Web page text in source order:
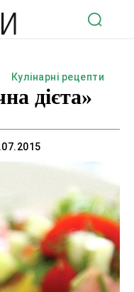
Кулінарні рецепти
дієта»